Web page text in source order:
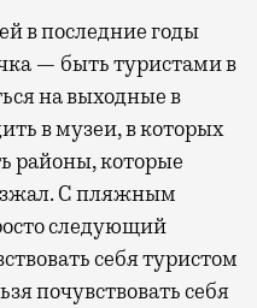
в последние годы
— быть туристами в
на выходные в
в музеи, в которых
районы, которые
С пляжным
следующий
себя туристом
почувствовать себя